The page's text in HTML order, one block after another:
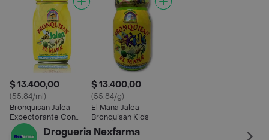
$ 13.400,00
(55.84/ml)
Bronquisan Jalea
Expectorante Con
Totumo
$ 13.400,00
(55.84/g)
El Mana Jalea
Bronquisan Kids
Drogueria Nexfarma